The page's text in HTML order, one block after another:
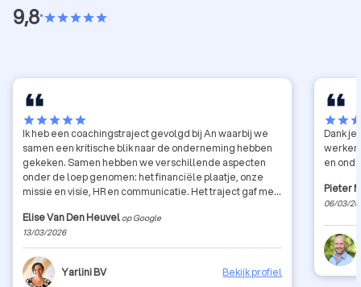
9,8•starstarstarstarstar
starstarstarstarstar
Ik heb een coachingstraject gevolgd bij An waarbij we
samen een kritische blik naar de onderneming hebben
gekeken. Samen hebben we verschillende aspecten
onder de loep genomen: het financiële plaatje, onze
missie en visie, HR en communicatie. Het traject gaf me
verder te groeien als bedrijf. De begeleiding was
professioneel, eerlijk en tegelijk heel motiverend.
Zeker een aanrader voor ondernemers die even willen
stilstaan bij hun werking en hun bedrijf naar een hoger
niveau willen tillen.
Elise Van Den Heuvel op Google
13/03/2026
Yarlini BV Bekijk profiel
starstar
Dank
werken
en
Pieter
06/03/